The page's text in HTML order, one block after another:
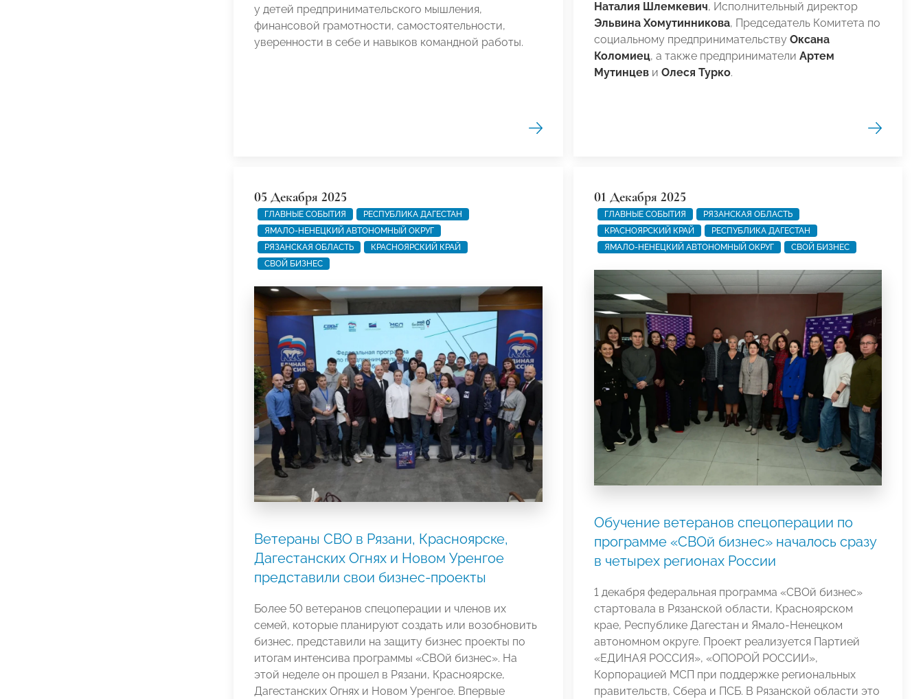
у детей предпринимательского мышления,
финансовой грамотности, самостоятельности,
уверенности в себе и навыков командной работы.
Наталия Шлемкевич, Исполнительный директор
Эльвина Хомутинникова, Председатель Комитета по
социальному предпринимательству Оксана
Коломиец, а также предприниматели Артем
Мутинцеви Олеся Турко.
05 Декабря 2025
ГЛАВНЫЕ СОБЫТИЯ
РЕСПУБЛИКА ДАГЕСТАН
ЯМАЛО-НЕНЕЦКИЙ АВТОНОМНЫЙ ОКРУГ
РЯЗАНСКАЯ ОБЛАСТЬ
КРАСНОЯРСКИЙ КРАЙ
СВОЙ БИЗНЕС
Ветераны СВО в Рязани, Красноярске,
Дагестанских Огнях и Новом Уренгое
представили свои бизнес-проекты
Более 50 ветеранов спецоперации и членов их
семей, которые планируют создать или возобновить
бизнес, представили на защиту бизнес проекты по
итогам интенсива программы «СВОй бизнес». На
этой неделе он прошел в Рязани, Красноярске,
Дагестанских Огнях и Новом Уренгое. Впервые
01 Декабря 2025
ГЛАВНЫЕ СОБЫТИЯ
РЯЗАНСКАЯ ОБЛАСТЬ
КРАСНОЯРСКИЙ КРАЙ
РЕСПУБЛИКА ДАГЕСТАН
ЯМАЛО-НЕНЕЦКИЙ АВТОНОМНЫЙ ОКРУГ
СВОЙ БИЗНЕС
Обучение ветеранов спецоперации по
программе «СВОй бизнес» началось сразу
в четырех регионах России
1 декабря федеральная программа «СВОй бизнес»
стартовала в Рязанской области, Красноярском
крае, Республике Дагестан и Ямало-Ненецком
автономном округе. Проект реализуется Партией
«ЕДИНАЯ РОССИЯ», «ОПОРОЙ РОССИИ»,
Корпорацией МСП при поддержке региональных
правительств, Сбера и ПСБ. В Рязанской области это